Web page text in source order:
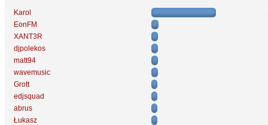
Karol
EonFM
XANT3R
djpolekos
matt94
wavemusic
Grott
edjsquad
abrus
Łukasz